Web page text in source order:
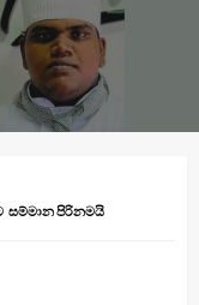
සම්මාන පිරිනමයි